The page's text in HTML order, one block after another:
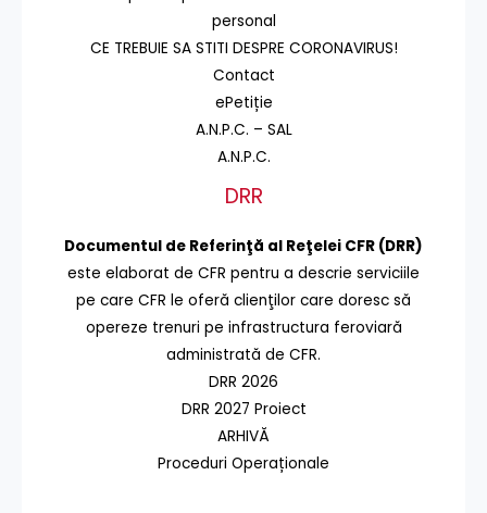
personal
CE TREBUIE SA STITI DESPRE CORONAVIRUS!
Contact
ePetiție
A.N.P.C. – SAL
A.N.P.C.
DRR
Documentul de Referinţă al Reţelei CFR (DRR)
este elaborat de CFR pentru a descrie serviciile
pe care CFR le oferă clienţilor care doresc să
opereze trenuri pe infrastructura feroviară
administrată de CFR.
DRR 2026
DRR 2027 Proiect
ARHIVĂ
Proceduri Operaționale